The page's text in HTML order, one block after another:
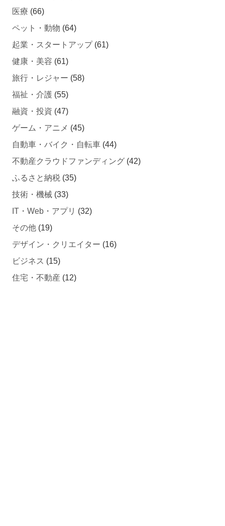
医療 (66)
ペット・動物 (64)
起業・スタートアップ(61)
健康・美容 (61)
旅行・レジャー (58)
福祉・介護 (55)
融資・投資 (47)
ゲーム・アニメ (45)
自動車・バイク・自転車 (44)
不動産クラウドファンディング (42)
ふるさと納税 (35)
技術・機械 (33)
IT・Web・アプリ (32)
その他 (19)
デザイン・クリエイター (16)
ビジネス (15)
住宅・不動産 (12)